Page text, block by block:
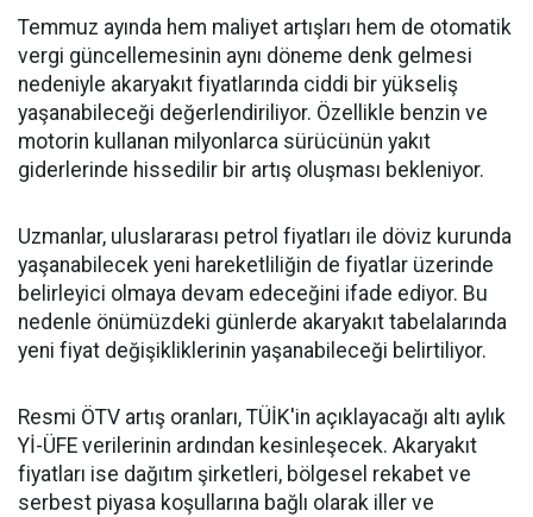
Temmuz ayında hem maliyet artışları hem de otomatik
vergi güncellemesinin aynı döneme denk gelmesi
nedeniyle akaryakıt fiyatlarında ciddi bir yükseliş
yaşanabileceği değerlendiriliyor. Özellikle benzin ve
motorin kullanan milyonlarca sürücünün yakıt
giderlerinde hissedilir bir artış oluşması bekleniyor.
Uzmanlar, uluslararası petrol fiyatları ile döviz kurunda
yaşanabilecek yeni hareketliliğin de fiyatlar üzerinde
belirleyici olmaya devam edeceğini ifade ediyor. Bu
nedenle önümüzdeki günlerde akaryakıt tabelalarında
yeni fiyat değişikliklerinin yaşanabileceği belirtiliyor.
Resmi ÖTV artış oranları, TÜİK'in açıklayacağı altı aylık
Yİ-ÜFE verilerinin ardından kesinleşecek. Akaryakıt
fiyatları ise dağıtım şirketleri, bölgesel rekabet ve
serbest piyasa koşullarına bağlı olarak iller ve